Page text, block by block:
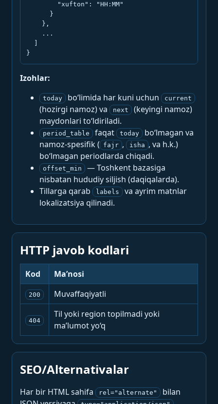
        "xufton": "HH:MM"
      }
    },
    ...
}
Izohlar:
today bo‘limida har kuni uchun current
(hozirgi namoz) va next
(keyingi namoz)
maydonlari to‘ldiriladi.
period_table faqat today
bo‘lmagan va
namoz-spesifik ( fajr , isha , va h.k.)
bo‘lmagan periodlarda chiqadi.
offset_min
— Toshkent bazasiga
nisbatan hududiy siljish (daqiqalarda).
Tillarga qarab
labels
va ayrim matnlar
lokalizatsiya qilinadi.
HTTP javob kodlari
Kod Ma’nosi
200 Muvaffaqiyatli
404
Til yoki region topilmadi yoki
ma’lumot yo‘q
SEO/Alternativalar
Har bir HTML sahifa rel="alternate"
bilan